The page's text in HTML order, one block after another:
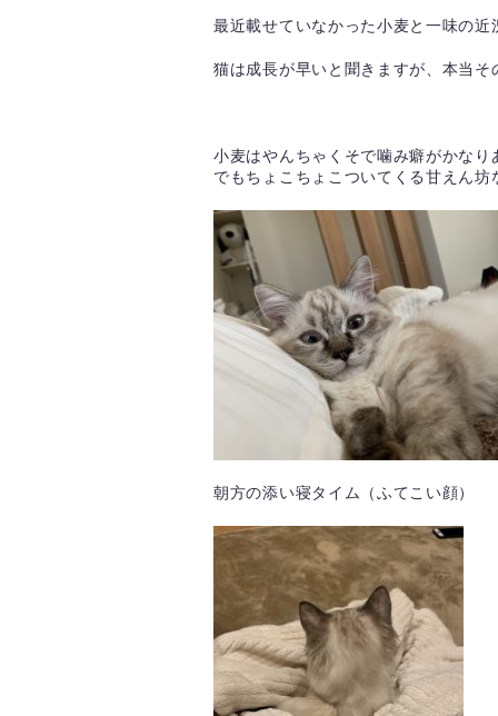
最近載せていなかった小麦と一味の近
猫は成長が早いと聞きますが、本当そ
小麦はやんちゃくそで噛み癖がかな
でもちょこちょこついてくる甘えん坊
朝方の添い寝タイム（ふてこい顔）